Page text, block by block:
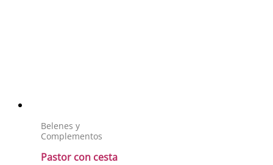
Belenes y
Complementos
Pastor con cesta